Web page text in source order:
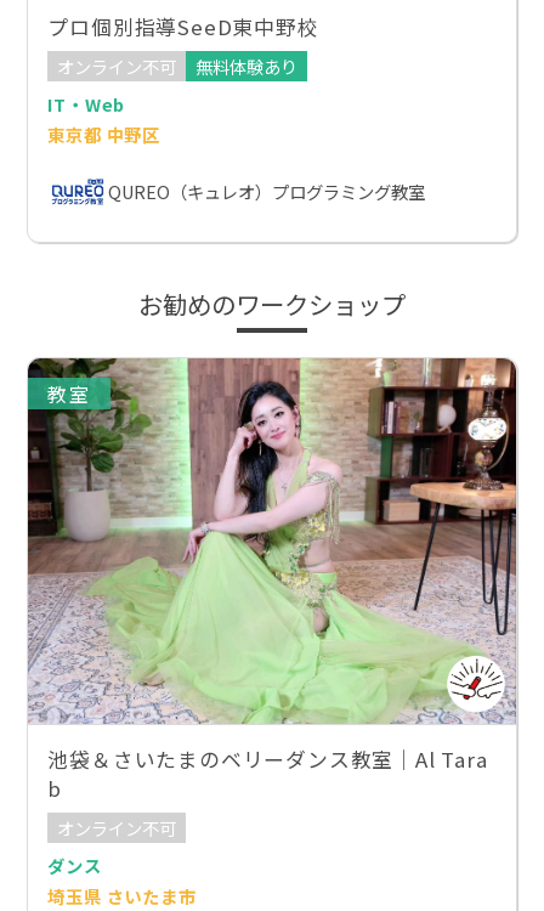
プロ個別指導SeeD東中野校
オンライン不可
無料体験あり
IT・Web
東京都 中野区
QUREO（キュレオ）プログラミング教室
お勧めのワークショップ
教室
池袋＆さいたまのベリーダンス教室｜Al Tara
b
オンライン不可
ダンス
埼玉県 さいたま市